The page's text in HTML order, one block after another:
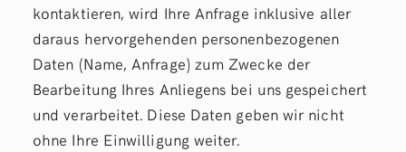
kontaktieren, wird Ihre Anfrage inklusive aller
daraus hervorgehenden personenbezogenen
Daten (Name, Anfrage) zum Zwecke der
Bearbeitung Ihres Anliegens bei uns gespeichert
und verarbeitet. Diese Daten geben wir nicht
ohne Ihre Einwilligung weiter.